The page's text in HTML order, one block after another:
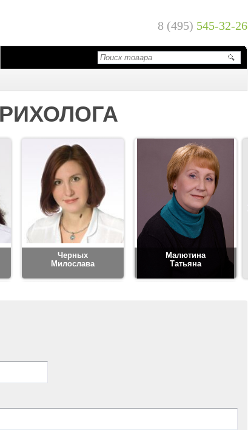
8 (495) 545-32-26
Черных
Милослава
Малютина
Татьяна